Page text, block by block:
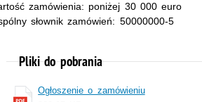
zamówienia: poniżej 30 000 euro
słownik zamówień: 50000000-5
Pliki do pobrania
Ogłoszenie o zamówieniu